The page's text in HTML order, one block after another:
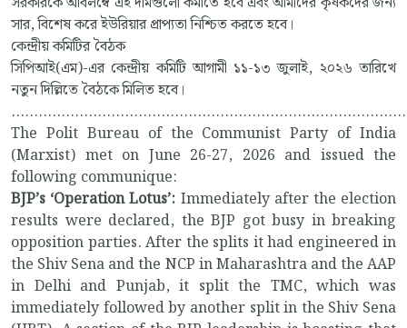
সার, বিশেষ করে ইউরিয়ার প্রাপ্যতা নিশ্চিত করতে হবে।
কেন্দ্রীয় কমিটির বৈঠক
সিপিআই(এম)-এর কেন্দ্রীয় কমিটি আগামী ১১-১৩ জুলাই, ২০২৬ তারিখে
নতুন দিল্লিতে বৈঠকে মিলিত হবে।
The Polit Bureau of the Communist Party of India
(Marxist) met on June 26-27, 2026 and issued the
following communique:
BJP’s ‘Operation Lotus’: Immediately after the election
results were declared, the BJP got busy in breaking
opposition parties. After the splits it had engineered in
the Shiv Sena and the NCP in Maharashtra and the AAP
in Delhi and Punjab, it split the TMC, which was
immediately followed by another split in the Shiv Sena